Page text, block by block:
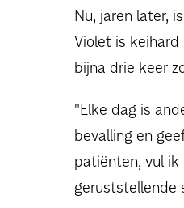
Nu, jaren later,
Violet is keihard
bijna drie keer
"Elke dag is
bevalling en
patiënten, vul
geruststellende